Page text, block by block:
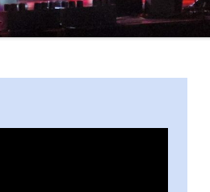
COLOSSEUM / JOHN HISEMAN
RORY GALLAGHER